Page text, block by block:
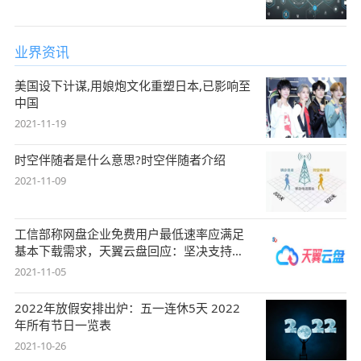
业界资讯
美国设下计谋,用娘炮文化重塑日本,已影响至
中国
2021-11-19
时空伴随者是什么意思?时空伴随者介绍
2021-11-09
工信部称网盘企业免费用户最低速率应满足
基本下载需求，天翼云盘回应：坚决支持，
始终
2021-11-05
2022年放假安排出炉：五一连休5天 2022
年所有节日一览表
2021-10-26